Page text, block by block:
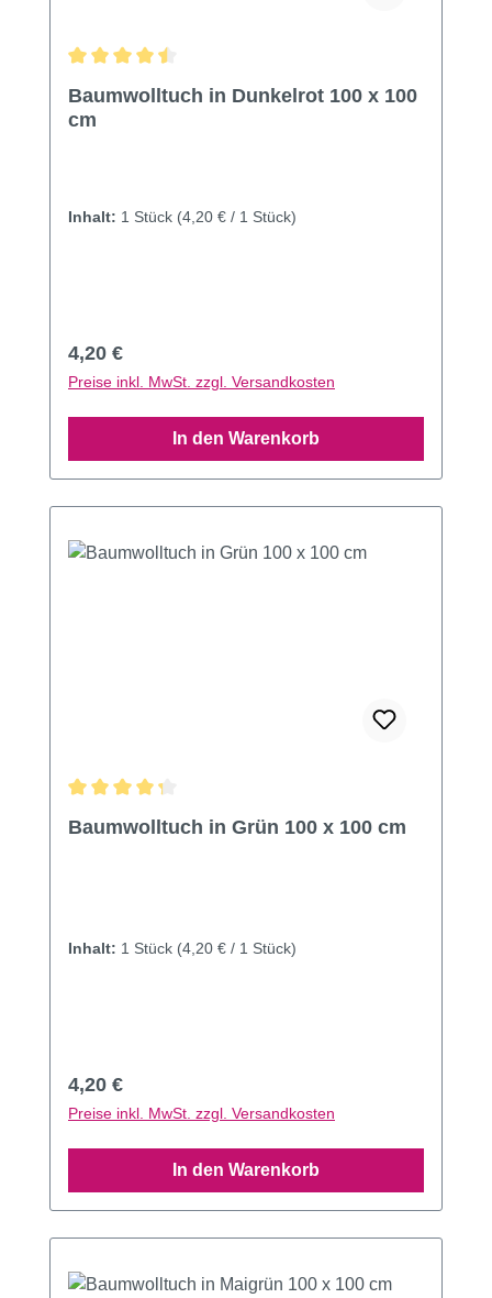
Baumwolltuch in Dunkelrot 100 x 100
cm
Inhalt: 1 Stück (4,20 € / 1 Stück)
Regulärer Preis:
4,20 €
Preise inkl. MwSt. zzgl. Versandkosten
In den Warenkorb
Baumwolltuch in Grün 100 x 100 cm
Inhalt: 1 Stück (4,20 € / 1 Stück)
Regulärer Preis:
4,20 €
Preise inkl. MwSt. zzgl. Versandkosten
In den Warenkorb